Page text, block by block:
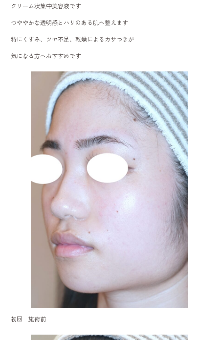
クリーム状集中美容液です
つややかな透明感とハリのある肌へ整えます
特にくすみ、ツヤ不足、乾燥によるカサつきが
気になる方へおすすめです
初回 施術前